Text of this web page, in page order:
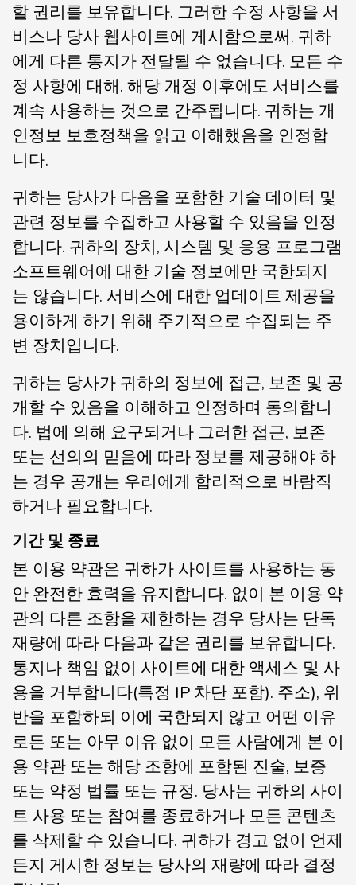
할 권리를 보유합니다. 그러한 수정 사항을 서
비스나 당사 웹사이트에 게시함으로써. 귀하
에게 다른 통지가 전달될 수 없습니다. 모든 수
정 사항에 대해. 해당 개정 이후에도 서비스를
계속 사용하는 것으로 간주됩니다. 귀하는 개
인정보 보호정책을 읽고 이해했음을 인정합
니다.
귀하는 당사가 다음을 포함한 기술 데이터 및
관련 정보를 수집하고 사용할 수 있음을 인정
합니다. 귀하의 장치, 시스템 및 응용 프로그램
소프트웨어에 대한 기술 정보에만 국한되지
는 않습니다. 서비스에 대한 업데이트 제공을
용이하게 하기 위해 주기적으로 수집되는 주
변 장치입니다.
귀하는 당사가 귀하의 정보에 접근, 보존 및 공
개할 수 있음을 이해하고 인정하며 동의합니
다. 법에 의해 요구되거나 그러한 접근, 보존
또는 선의의 믿음에 따라 정보를 제공해야 하
는 경우 공개는 우리에게 합리적으로 바람직
하거나 필요합니다.
기간 및 종료
본 이용 약관은 귀하가 사이트를 사용하는 동
안 완전한 효력을 유지합니다. 없이 본 이용 약
관의 다른 조항을 제한하는 경우 당사는 단독
재량에 따라 다음과 같은 권리를 보유합니다.
통지나 책임 없이 사이트에 대한 액세스 및 사
용을 거부합니다(특정 IP 차단 포함). 주소), 위
반을 포함하되 이에 국한되지 않고 어떤 이유
로든 또는 아무 이유 없이 모든 사람에게 본 이
용 약관 또는 해당 조항에 포함된 진술, 보증
또는 약정 법률 또는 규정. 당사는 귀하의 사이
트 사용 또는 참여를 종료하거나 모든 콘텐츠
를 삭제할 수 있습니다. 귀하가 경고 없이 언제
든지 게시한 정보는 당사의 재량에 따라 결정